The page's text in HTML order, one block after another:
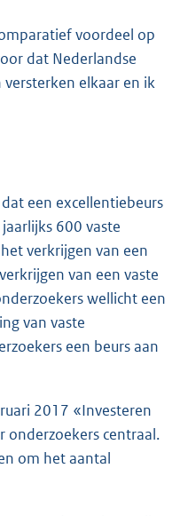
voordeel op
dat Nederlandse
versterken elkaar en ik
een excellentiebeurs
600 vaste
verkrijgen van een
van een vaste
wellicht een
van vaste
een beurs aan
2017 «Investeren
onderzoekers centraal.
om het aantal